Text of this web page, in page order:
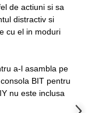
de actiuni si sa
distractiv si
cu el in moduri
a-l asambla pe
BIT pentru
nu este inclusa